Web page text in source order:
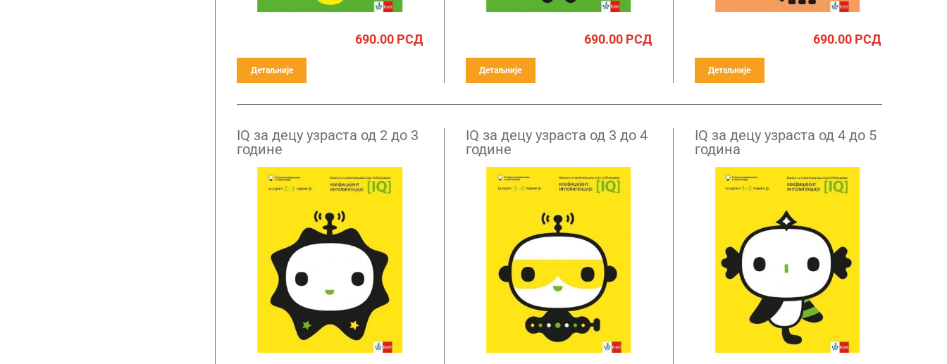
690.00РСД
Детаљније
690.00РСД
Детаљније
690.00РСД
Детаљније
IQ за децу узраста од 2 до 3
године
IQ за децу узраста од 3 до 4
године
IQ за децу узраста од 4 до 5
година